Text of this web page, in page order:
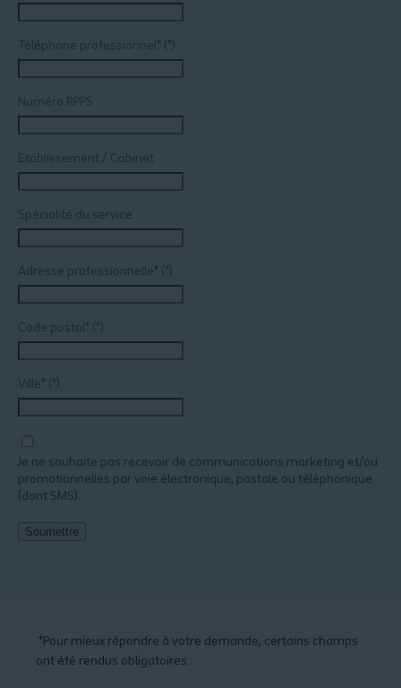
Téléphone professionnel*
Numéro RPPS
Etablissement / Cabinet
Spécialité du service
Adresse professionnelle*
Code postal*
Ville*
Je ne souhaite pas recevoir de communications marketing et/ou
promotionnelles par voie électronique, postale ou téléphonique
(dont SMS).
Soumettre
*Pour mieux répondre à votre demande, certains champs
ont été rendus obligatoires.